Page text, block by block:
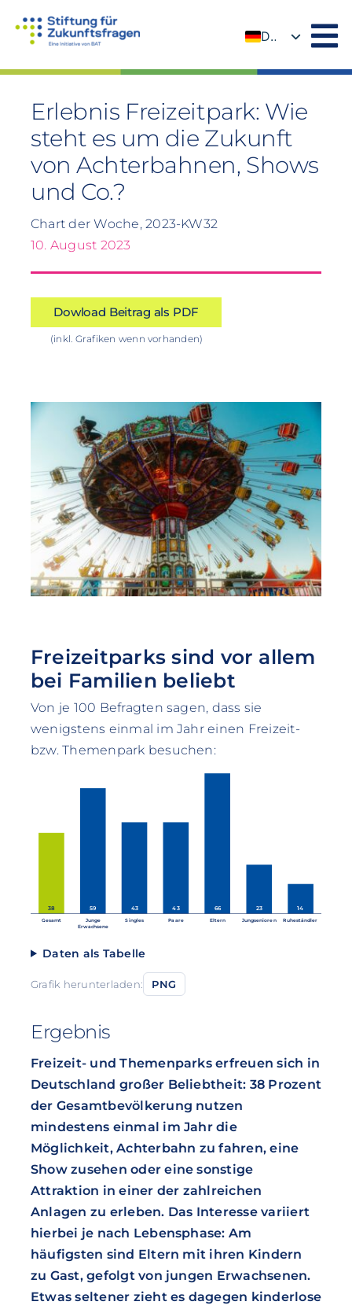
Inhalt
DE
Erlebnis Freizeitpark: Wie
steht es um die Zukunft
von Achterbahnen, Shows
und Co.?
Chart der Woche, 2023-KW32
10. August 2023
Dowload Beitrag als PDF
(inkl. Grafiken wenn vorhanden)
Freizeitparks sind vor allem
bei Familien beliebt
Von je 100 Befragten sagen, dass sie
wenigstens einmal im Jahr einen Freizeit-
bzw. Themenpark besuchen:
38
Gesamt
59
Junge
Erwachsene
43
Singles
43
Paare
66
Eltern
23
Jungsenioren
14
Ruheständler
Daten als Tabelle
Grafik herunterladen: PNG
Ergebnis
Freizeit- und Themenparks erfreuen sich in
Deutschland großer Beliebtheit: 38 Prozent
der Gesamtbevölkerung nutzen
mindestens einmal im Jahr die
Möglichkeit, Achterbahn zu fahren, eine
Show zusehen oder eine sonstige
Attraktion in einer der zahlreichen
Anlagen zu erleben. Das Interesse variiert
hierbei je nach Lebensphase: Am
häufigsten sind Eltern mit ihren Kindern
zu Gast, gefolgt von jungen Erwachsenen.
Etwas seltener zieht es dagegen kinderlose